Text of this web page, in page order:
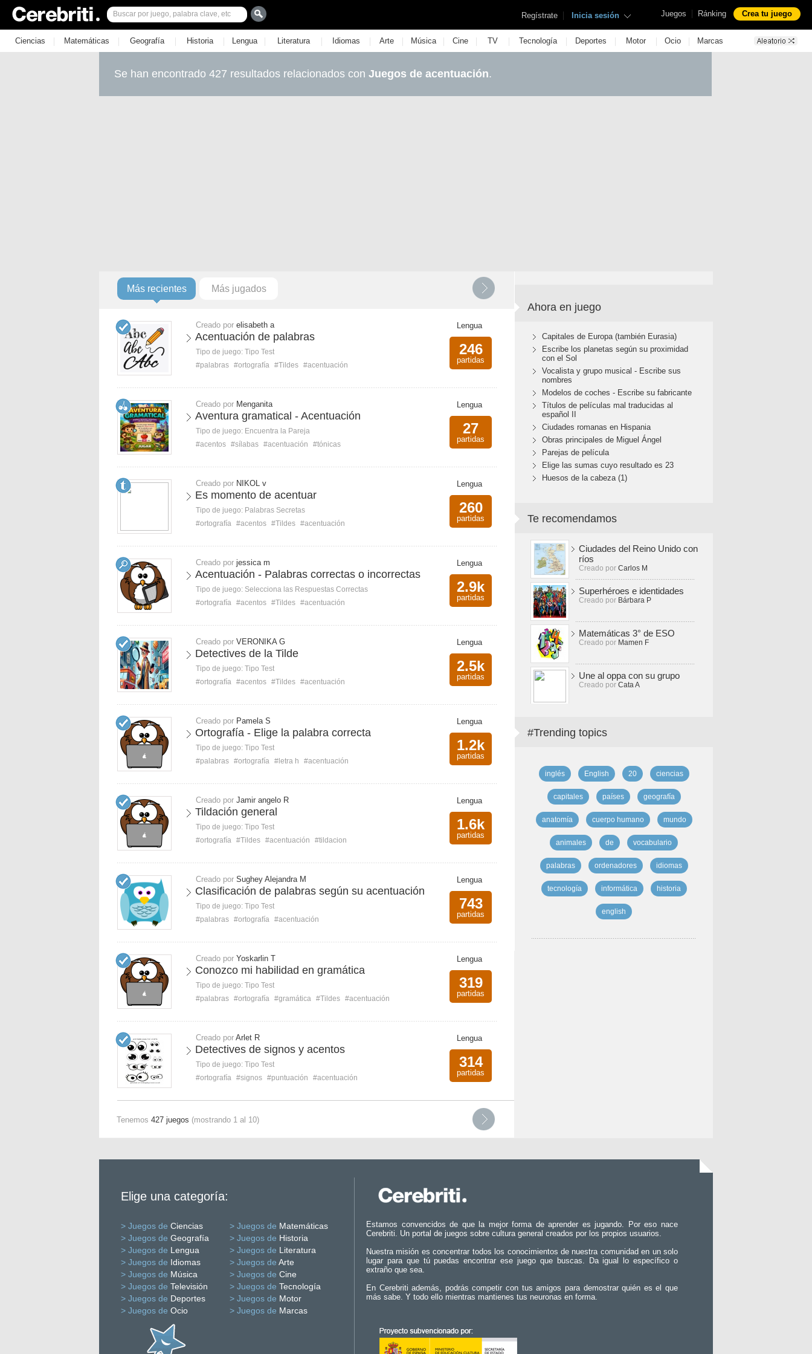
Juegos | Ránking Crea tu juego
Regístrate | Inicia sesión
Ciencias | Matemáticas | Geografía | Historia | Lengua | Literatura | Idiomas | Arte | Música | Cine | TV | Tecnología | Deportes | Motor | Ocio | Marcas
Se han encontrado 427 resultados relacionados con Juegos de acentuación.
Más recientes Más jugados
Creado por elisabeth a
Acentuación de palabras
Tipo de juego: Tipo Test
#palabras #ortografía #Tildes #acentuación
Lengua
246
partidas
Creado por Menganita
Aventura gramatical - Acentuación
Tipo de juego: Encuentra la Pareja
#acentos #sílabas #acentuación #tónicas
Lengua
27
partidas
Creado por NIKOL v
Es momento de acentuar
Tipo de juego: Palabras Secretas
#ortografía #acentos #Tildes #acentuación
Lengua
260
partidas
Creado por jessica m
Acentuación - Palabras correctas o incorrectas
Tipo de juego: Selecciona las Respuestas Correctas
#ortografía #acentos #Tildes #acentuación
Lengua
2.9k
partidas
Creado por VERONIKA G
Detectives de la Tilde
Tipo de juego: Tipo Test
#ortografía #acentos #Tildes #acentuación
Lengua
2.5k
partidas
Creado por Pamela S
Ortografía - Elige la palabra correcta
Tipo de juego: Tipo Test
#palabras #ortografía #letra h #acentuación
Lengua
1.2k
partidas
Creado por Jamir angelo R
Tildación general
Tipo de juego: Tipo Test
#ortografía #Tildes #acentuación #tildacion
Lengua
1.6k
partidas
Creado por Sughey Alejandra M
Clasificación de palabras según su acentuación
Tipo de juego: Tipo Test
#palabras #ortografía #acentuación
Lengua
743
partidas
Creado por Yoskarlin T
Conozco mi habilidad en gramática
Tipo de juego: Tipo Test
#palabras #ortografía #gramática #Tildes #acentuación
Lengua
319
partidas
Creado por Arlet R
Detectives de signos y acentos
Tipo de juego: Tipo Test
#ortografía #signos #puntuación #acentuación
Lengua
314
partidas
Tenemos 427 juegos (mostrando 1 al 10)
Ahora en juego
Capitales de Europa (también Eurasia)
Escribe los planetas según su proximidad
con el Sol
Vocalista y grupo musical - Escribe sus
nombres
Modelos de coches - Escribe su fabricante
Títulos de películas mal traducidas al
español II
Ciudades romanas en Hispania
Obras principales de Miguel Ángel
Parejas de película
Elige las sumas cuyo resultado es 23
Huesos de la cabeza (1)
Te recomendamos
Ciudades del Reino Unido con
ríos
Creado por Carlos M
Superhéroes e identidades
Creado por Bárbara P
Matemáticas 3° de ESO
Creado por Mamen F
Une al oppa con su grupo
Creado por Cata A
#Trending topics
inglés English 20 ciencias
capitales países geografía
anatomía cuerpo humano mundo
animales de vocabulario
palabras ordenadores idiomas
tecnología informática historia
english
Elige una categoría:
> Juegos de Ciencias > Juegos de Matemáticas
> Juegos de Geografía > Juegos de Historia
> Juegos de Lengua > Juegos de Literatura
> Juegos de Idiomas > Juegos de Arte
> Juegos de Música > Juegos de Cine
> Juegos de Televisión > Juegos de Tecnología
> Juegos de Deportes > Juegos de Motor
> Juegos de Ocio > Juegos de Marcas
Estamos convencidos de que la mejor forma de aprender es jugando. Por eso nace
Cerebriti. Un portal de juegos sobre cultura general creados por los propios usuarios.
Nuestra misión es concentrar todos los conocimientos de nuestra comunidad en un solo
lugar para que tú puedas encontrar ese juego que buscas. Da igual lo específico o
extraño que sea.
En Cerebriti además, podrás competir con tus amigos para demostrar quién es el que
más sabe. Y todo ello mientras mantienes tus neuronas en forma.